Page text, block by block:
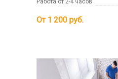
Работа от 2-4 часов
От 1 200 руб.